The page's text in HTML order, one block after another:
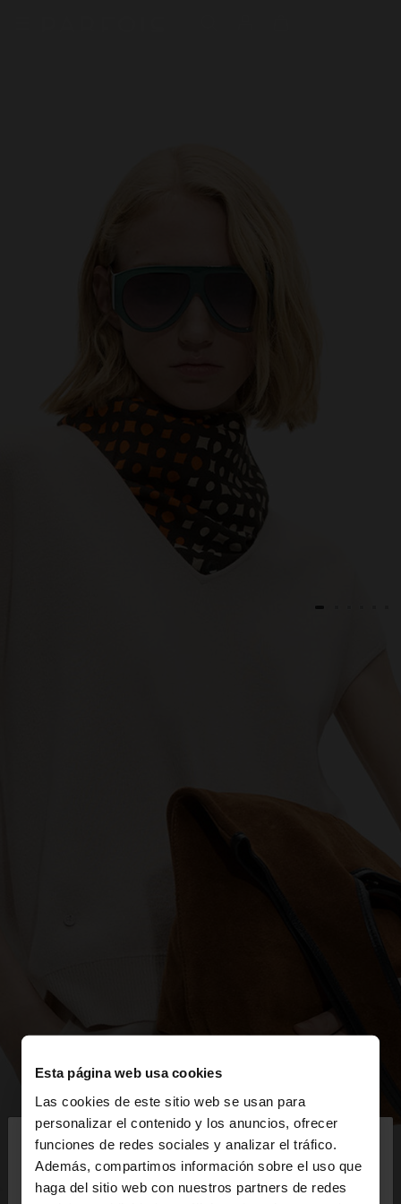
Esta página web usa cookies
Las cookies de este sitio web se usan para
personalizar el contenido y los anuncios, ofrecer
funciones de redes sociales y analizar el tráfico.
Además, compartimos información sobre el uso que
haga del sitio web con nuestros partners de redes
hola
Estás accediendo a la web de España. ¿Quieres ir a